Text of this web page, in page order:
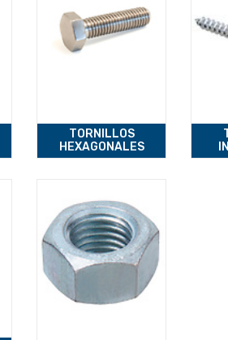
TORNILLOS
HEXAGONALES